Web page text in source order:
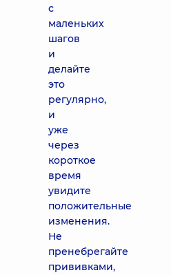
с
маленьких
шагов
и
делайте
это
регулярно,
и
уже
через
короткое
время
увидите
положительные
изменения.
Не
пренебрегайте
прививками,